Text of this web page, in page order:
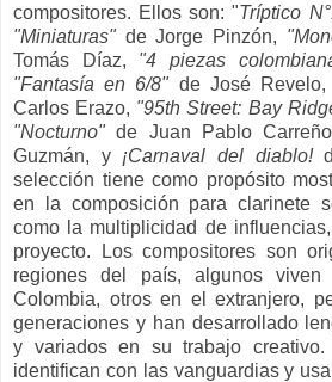
compositores. Ellos son: "Tríptico
"Miniaturas"de Jorge Pinzón,
Tomás Díaz, "4 piezas
"Fantasía en 6/8" de José Revelo,
Carlos Erazo, "95th Street: Bay
"Nocturno"de Juan Pablo
Guzmán, y ¡Carnaval del diablo!
selección tiene como propósito
en la composición para clarinete
como la multiplicidad de
proyecto. Los compositores son
regiones del país, algunos
Colombia, otros en el extranjero,
generaciones y han desarrollado
y variados en su trabajo
identifican con las vanguardias y